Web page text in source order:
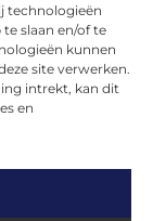
technologieën
slaan en/of te
kunnen
site verwerken.
intrekt, kan dit
en
van handige